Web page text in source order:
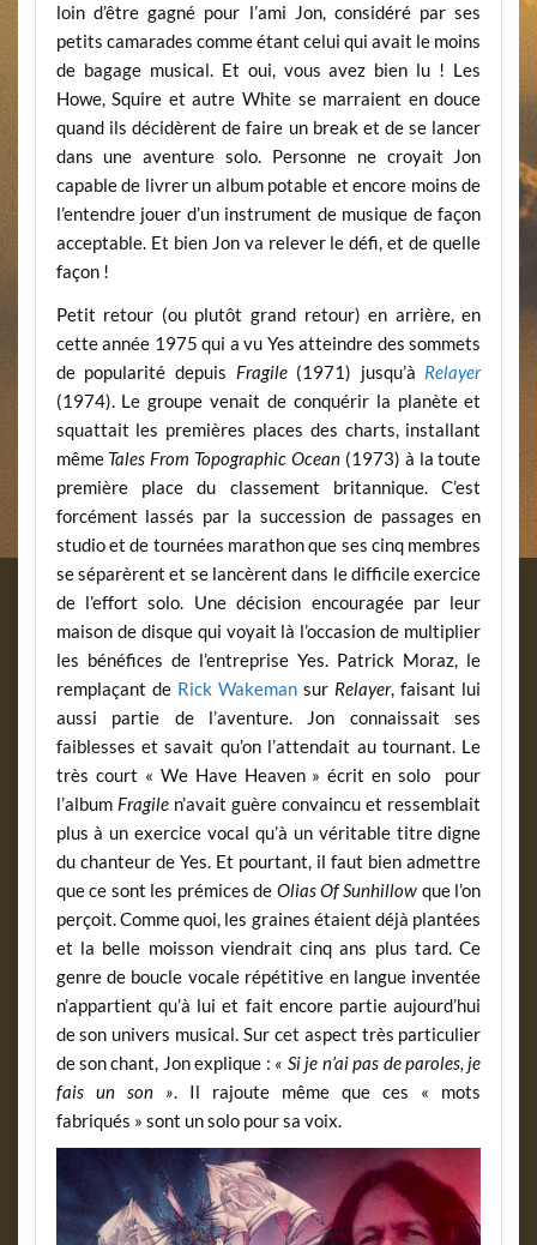
loin d’être gagné pour l’ami Jon, considéré par ses
petits camarades comme étant celui qui avait le moins
de bagage musical. Et oui, vous avez bien lu ! Les
Howe, Squire et autre White se marraient en douce
quand ils décidèrent de faire un break et de se lancer
dans une aventure solo. Personne ne croyait Jon
capable de livrer un album potable et encore moins de
l’entendre jouer d’un instrument de musique de façon
acceptable. Et bien Jon va relever le défi, et de quelle
façon !
Petit retour (ou plutôt grand retour) en arrière, en
cette année 1975 qui a vu Yes atteindre des sommets
de popularité depuis Fragile(1971) jusqu’à Relayer
(1974). Le groupe venait de conquérir la planète et
squattait les premières places des charts, installant
même Tales From Topographic Ocean (1973) à la toute
première place du classement britannique. C’est
forcément lassés par la succession de passages en
studio et de tournées marathon que ses cinq membres
se séparèrent et se lancèrent dans le difficile exercice
de l’effort solo. Une décision encouragée par leur
maison de disque qui voyait là l’occasion de multiplier
les bénéfices de l’entreprise Yes. Patrick Moraz, le
remplaçant de Rick Wakemansur Relayer, faisant lui
aussi partie de l’aventure. Jon connaissait ses
faiblesses et savait qu’on l’attendait au tournant. Le
très court « We Have Heaven » écrit en solo pour
l’album Fragile n’avait guère convaincu et ressemblait
plus à un exercice vocal qu’à un véritable titre digne
du chanteur de Yes. Et pourtant, il faut bien admettre
que ce sont les prémices de Olias Of Sunhillow que l’on
perçoit. Comme quoi, les graines étaient déjà plantées
et la belle moisson viendrait cinq ans plus tard. Ce
genre de boucle vocale répétitive en langue inventée
n’appartient qu’à lui et fait encore partie aujourd’hui
de son univers musical. Sur cet aspect très particulier
de son chant, Jon explique : « Si je n’ai pas de paroles, je
fais un son ». Il rajoute même que ces « mots
fabriqués » sont un solo pour sa voix.